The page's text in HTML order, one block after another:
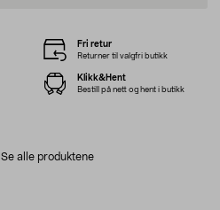
Se alle produktene
Fri retur
Returner til valgfri butikk
Klikk&Hent
Bestill på nett og hent i butikk